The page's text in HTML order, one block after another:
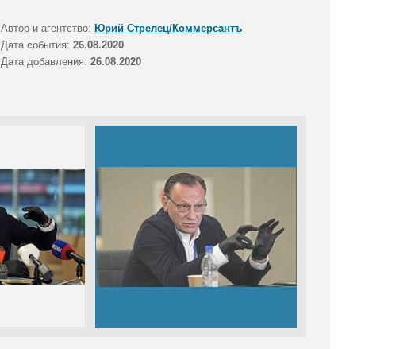
Автор и агентство: Юрий Стрелец/Коммерсантъ
Дата события: 26.08.2020
Дата добавления: 26.08.2020